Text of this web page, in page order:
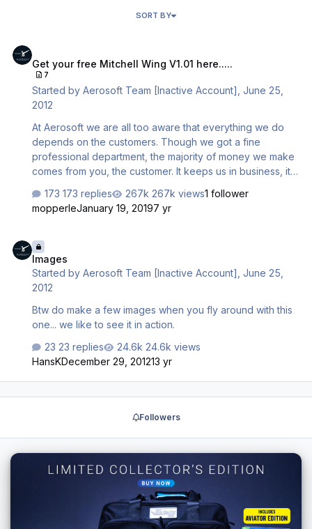
SORT BY
Get your free Mitchell Wing V1.01 here.....
7
Started byAerosoft Team [Inactive Account] ,June 25,
2012
At Aerosoft we are all too aware that everything we do
depends on the customers. Though we got a fine
professional department, the majority of money we make
comes from you, the customer. It keeps us in business, it
not more then normal we say thanks in the best way we
can think of, with a gift. Bei Aerosoft sind wir uns nur allzu
abhängt. Wir sind zwar eine professionelle Firma, haben
auch professionelle Auftraggeber, aber der Großteil
unseres Umsatzes kommt von unseren privaten Kunden.
Von Euch! Ihr haltet uns "auf Trab" und haltet uns im
173 replies 267k views1 follower
mopperleJanuary 19, 20197 yr
Images
Started byAerosoft Team [Inactive Account] ,June 25,
2012
Btw do make a few images when you fly around with this
one... we like to see it in action.
23 replies
24.6k views
HansKDecember 29, 201213 yr
Followers